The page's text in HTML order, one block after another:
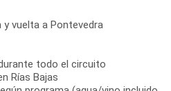
vuelta a Pontevedra
todo el circuito
Rías Bajas